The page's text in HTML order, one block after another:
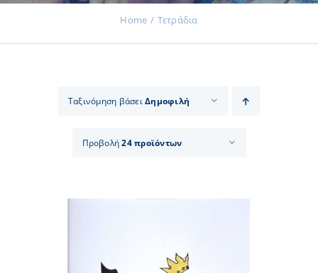
Home Τετράδια
Ταξινόμηση βάσειΔημοφιλή
Προβολή24 προϊόντων